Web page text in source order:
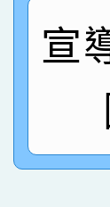
名
賀
倩
賀
指
賽
賀
宣